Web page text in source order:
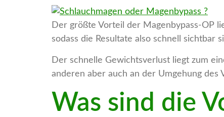
Der größte Vorteil der Magenbypass-OP
sodass die Resultate also schnell sichtbar
Der schnelle Gewichtsverlust liegt zum
anderen aber auch an der Umgehung des
Was sind die